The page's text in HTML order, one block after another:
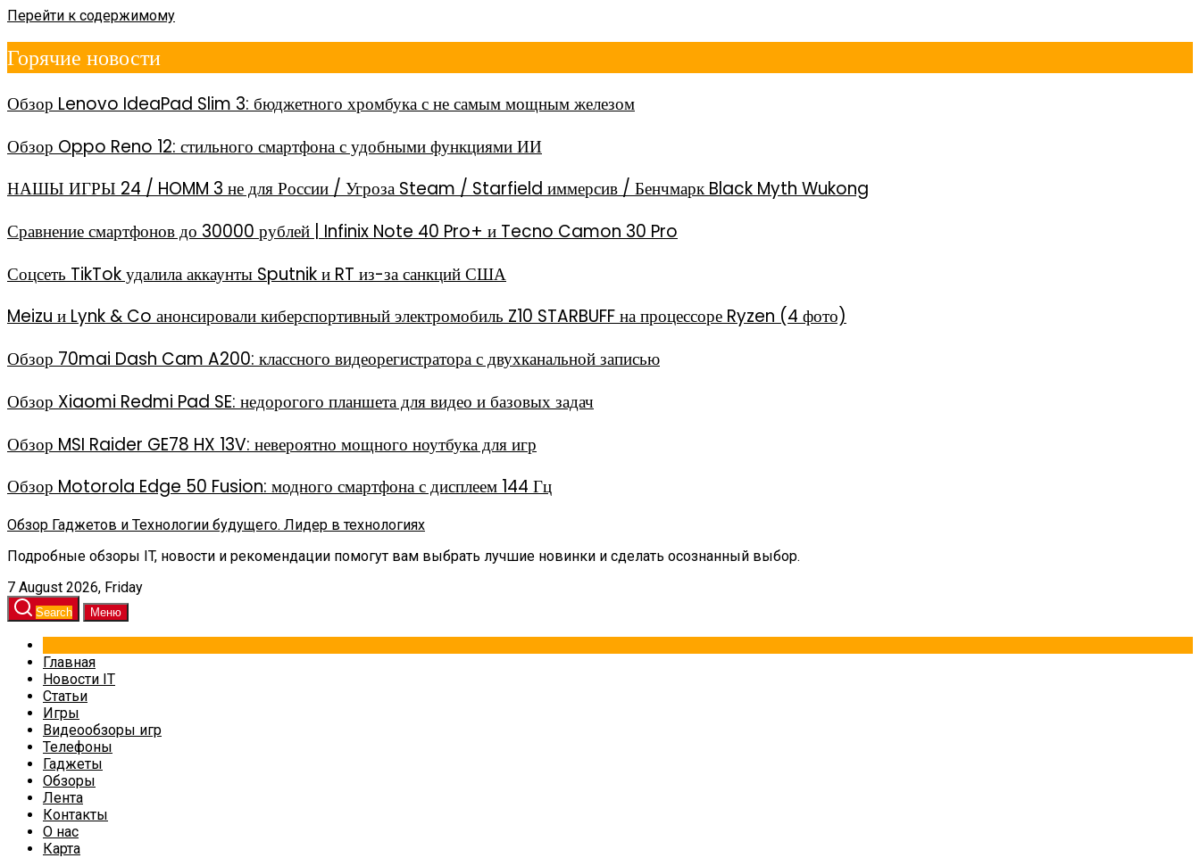
Перейти к содержимому
Горячие новости
Обзор Lenovo IdeaPad Slim 3: бюджетного хромбука с не самым мощным железом
Обзор Oppo Reno 12: стильного смартфона с удобными функциями ИИ
НАШЫ ИГРЫ 24 / HOMM 3 не для России / Угроза Steam / Starfield иммерсив / Бенчмарк Black Myth Wukong
Сравнение смартфонов до 30000 рублей | Infinix Note 40 Pro+ и Tecno Camon 30 Pro
Соцсеть TikTok удалила аккаунты Sputnik и RT из-за санкций США
Meizu и Lynk & Co анонсировали киберспортивный электромобиль Z10 STARBUFF на процессоре Ryzen (4 фото)
Обзор 70mai Dash Cam A200: классного видеорегистратора с двухканальной записью
Обзор Xiaomi Redmi Pad SE: недорогого планшета для видео и базовых задач
Обзор MSI Raider GE78 HX 13V: невероятно мощного ноутбука для игр
Обзор Motorola Edge 50 Fusion: модного смартфона с дисплеем 144 Гц
Обзор Гаджетов и Технологии будущего. Лидер в технологиях
Подробные обзоры IT, новости и рекомендации помогут вам выбрать лучшие новинки и сделать осознанный выбор.
7 August 2026, Friday
Search Меню
Главная
Новости IT
Статьи
Игры
Видеообзоры игр
Телефоны
Гаджеты
Обзоры
Лента
Контакты
О нас
Карта